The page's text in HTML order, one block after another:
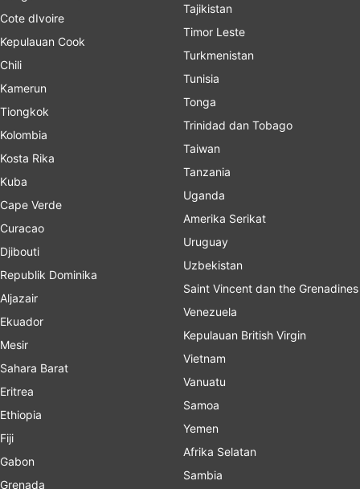
Cote dIvoire
Kepulauan Cook
Chili
Kamerun
Tiongkok
Kolombia
Kosta Rika
Kuba
Cape Verde
Curacao
Djibouti
Republik Dominika
Aljazair
Ekuador
Mesir
Sahara Barat
Eritrea
Ethiopia
Fiji
Gabon
Grenada
Tajikistan
Timor Leste
Turkmenistan
Tunisia
Tonga
Trinidad dan Tobago
Taiwan
Tanzania
Uganda
Amerika Serikat
Uruguay
Uzbekistan
Saint Vincent dan the Grenadines
Venezuela
Kepulauan British Virgin
Vietnam
Vanuatu
Samoa
Yemen
Afrika Selatan
Sambia